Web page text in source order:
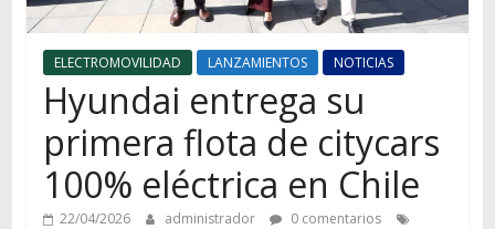
ELECTROMOVILIDAD LANZAMIENTOS NOTICIAS
Hyundai entrega su
primera flota de citycars
100% eléctrica en Chile
22/04/2026 administrador
0 comentarios